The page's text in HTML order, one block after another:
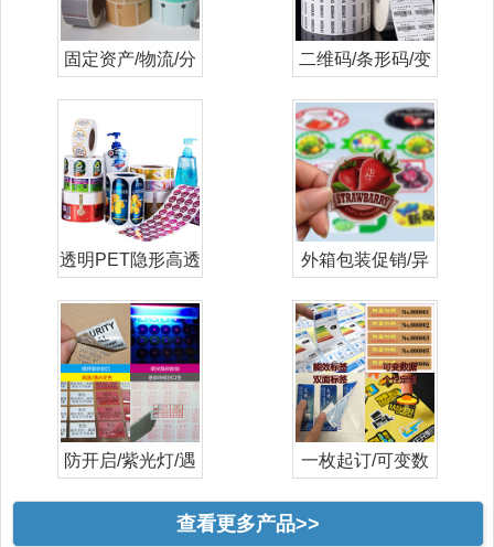
固定资产/物流/分
二维码/条形码/变
透明PET隐形高透
外箱包装促销/异
防开启/紫光灯/遇
一枚起订/可变数
查看更多产品>>